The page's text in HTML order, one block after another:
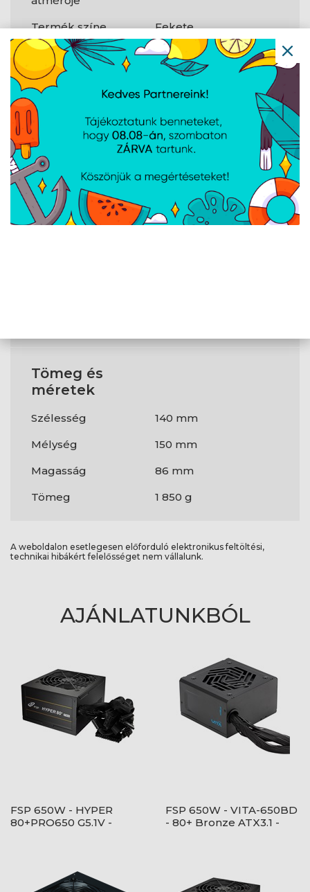
Termék színe
Fekete
Teljesítmény
80 PLUS minősítés
Tanúsítványok
CB, CE, EAC, KC,
RCM, RoHS
Csapágy-
technológia
HDB
Tömeg és
méretek
Szélesség
140 mm
Mélység
150 mm
Magasság
86 mm
Tömeg
1 850 g
A weboldalon esetlegesen előforduló elektronikus feltöltési,
technikai hibákért felelősséget nem vállalunk.
AJÁNLATUNKBÓL
FSP 650W - HYPER
80+PRO650 G5.1V -
FSP 650W - VITA-650BD
- 80+ Bronze ATX3.1 -